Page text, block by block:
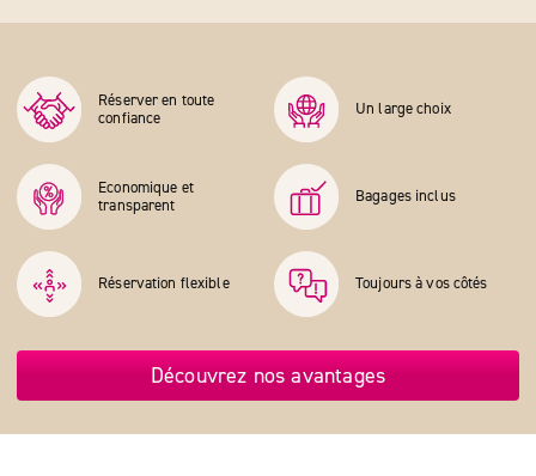
Réserver en toute
confiance
Un large choix
Economique et
transparent
Bagages inclus
Réservation flexible Toujours à vos côtés
Découvrez nos avantages